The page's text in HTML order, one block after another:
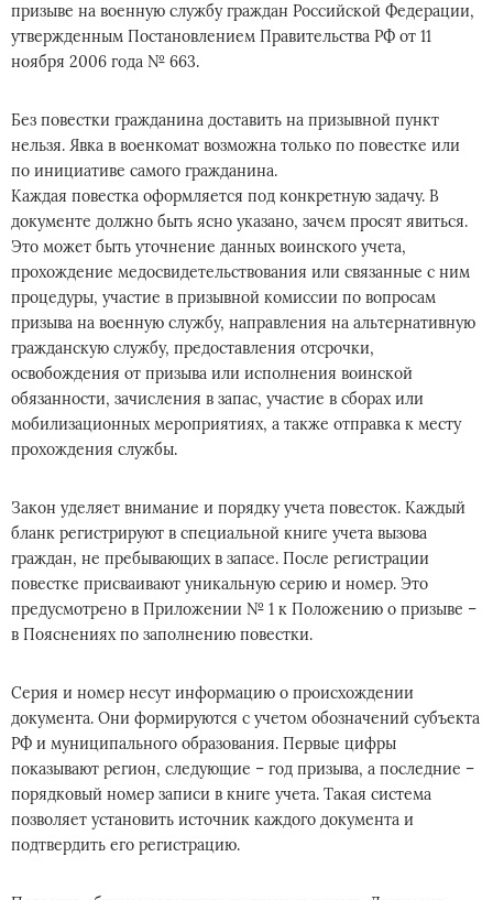
призыве на военную службу граждан Российской Федерации,
утвержденным Постановлением Правительства РФ от 11
ноября 2006 года № 663.
Без повестки гражданина доставить на призывной пункт
нельзя. Явка в военкомат возможна только по повестке или
по инициативе самого гражданина.
Каждая повестка оформляется под конкретную задачу. В
документе должно быть ясно указано, зачем просят явиться.
Это может быть уточнение данных воинского учета,
прохождение медосвидетельствования или связанные с ним
процедуры, участие в призывной комиссии по вопросам
призыва на военную службу, направления на альтернативную
гражданскую службу, предоставления отсрочки,
освобождения от призыва или исполнения воинской
обязанности, зачисления в запас, участие в сборах или
мобилизационных мероприятиях, а также отправка к месту
прохождения службы.
Закон уделяет внимание и порядку учета повесток. Каждый
бланк регистрируют в специальной книге учета вызова
граждан, не пребывающих в запасе. После регистрации
повестке присваивают уникальную серию и номер. Это
предусмотрено в Приложении № 1 к Положению о призыве –
в Пояснениях по заполнению повестки.
Серия и номер несут информацию о происхождении
документа. Они формируются с учетом обозначений субъекта
РФ и муниципального образования. Первые цифры
показывают регион, следующие – год призыва, а последние –
порядковый номер записи в книге учета. Такая система
позволяет установить источник каждого документа и
подтвердить его регистрацию.